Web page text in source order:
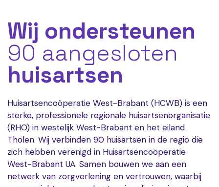
Wij ondersteunen
90 aangesloten
huisartsen
Huisartsencoöperatie West-Brabant (HCWB) is een
sterke, professionele regionale huisartsenorganisatie
(RHO) in westelijk West-Brabant en het eiland
Tholen. Wij verbinden 90 huisartsen in de regio die
zich hebben verenigd in Huisartsencoöperatie
West-Brabant UA. Samen bouwen we aan een
netwerk van zorgverlening en vertrouwen, waarbij